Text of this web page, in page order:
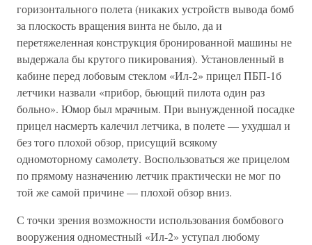
горизонтального полета (никаких устройств вывода бомб
за плоскость вращения винта не было, да и
перетяжеленная конструкция бронированной машины не
выдержала бы крутого пикирования). Установленный в
кабине перед лобовым стеклом «Ил-2» прицел ПБП-1б
летчики назвали «прибор, бьющий пилота один раз
больно». Юмор был мрачным. При вынужденной посадке
прицел насмерть калечил летчика, в полете — ухудшал и
без того плохой обзор, присущий всякому
одномоторному самолету. Воспользоваться же прицелом
по прямому назначению летчик практически не мог по
той же самой причине — плохой обзор вниз.
С точки зрения возможности использования бомбового
вооружения одноместный «Ил-2» уступал любому